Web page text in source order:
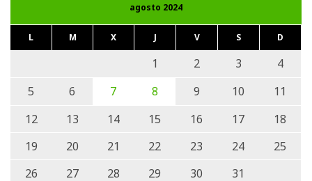
agosto 2024
L M X J V S D
1 2 3
4
5
6 7 8 9 10
11
12
13 14 15 16 17
18
19
20 21 22 23 24
25
26
27 28 29 30
31